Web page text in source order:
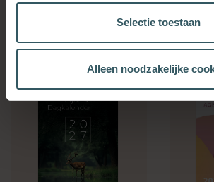
Selectie toestaan
Alleen noodzakelijke
OOK INTERESSANT